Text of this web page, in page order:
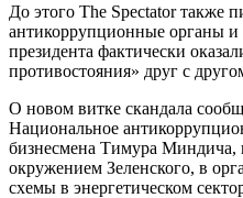
До этого The Spectator также
антикоррупционные органы
президента фактически
противостояния» друг с
О новом витке скандала
Национальное
бизнесмена Тимура Миндича,
окружением Зеленского, в
схемы в энергетическом